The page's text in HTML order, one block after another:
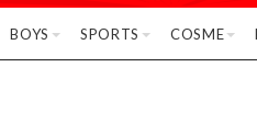
BOYS SPORTS COSME